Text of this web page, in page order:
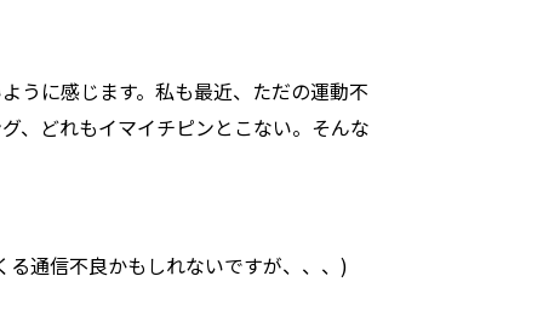
うに感じます。私も最近、ただの運動不
、どれもイマイチピンとこない。そんな
通信不良かもしれないですが、、、)